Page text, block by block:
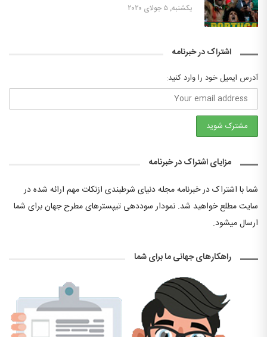
یکشنبه, ۵ جولای ۲۰۲۰
اشتراک در خبرنامه
آدرس ایمیل خود را وارد کنید:
مزایای اشتراک در خبرنامه
شما با اشتراک در خبرنامه مجله دنیای شرطبندی ازنکات مهم ارائه شده در
سایت مطلع خواهید شد. نمودار سوددهی تیپسترهای مطرح جهان برای شما
ارسال میشود.
راهکارهای جهانی ما برای شما